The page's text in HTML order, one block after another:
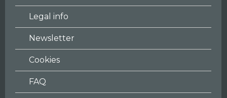
Legal info
Newsletter
Cookies
FAQ